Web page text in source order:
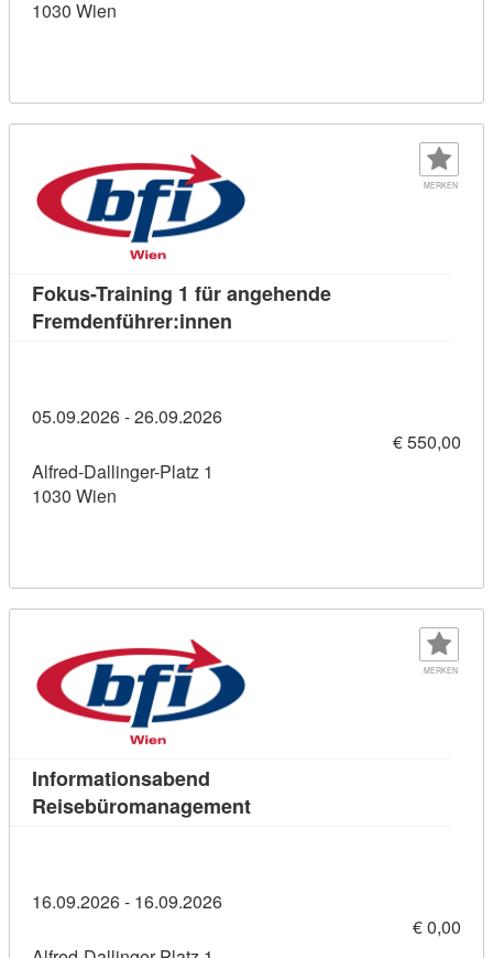
1030 Wien
MERKEN
Fokus-Training 1 für angehende
Fremdenführer:innen
05.09.2026 - 26.09.2026
€ 550,00
Alfred-Dallinger-Platz 1
1030 Wien
MERKEN
Informationsabend
ReisebüromanagementKursdetail:
16.09.2026 - 16.09.2026
€ 0,00